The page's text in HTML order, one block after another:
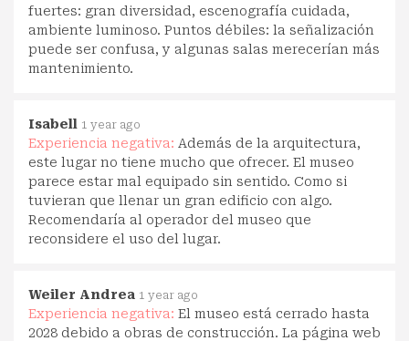
fuertes: gran diversidad, escenografía cuidada,
ambiente luminoso. Puntos débiles: la señalización
puede ser confusa, y algunas salas merecerían más
mantenimiento.
Isabell 1 year ago
Experiencia negativa: Además de la arquitectura,
este lugar no tiene mucho que ofrecer. El museo
parece estar mal equipado sin sentido. Como si
tuvieran que llenar un gran edificio con algo.
Recomendaría al operador del museo que
reconsidere el uso del lugar.
Weiler Andrea 1 year ago
Experiencia negativa: El museo está cerrado hasta
2028 debido a obras de construcción. La página web